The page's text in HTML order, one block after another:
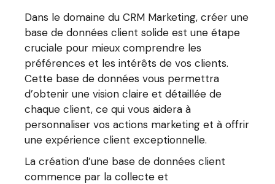
Dans le domaine du CRM Marketing, créer une
base de données client solide est une étape
cruciale pour mieux comprendre les
préférences et les intérêts de vos clients.
Cette base de données vous permettra
d’obtenir une vision claire et détaillée de
chaque client, ce qui vous aidera à
personnaliser vos actions marketing et à offrir
une expérience client exceptionnelle.
La création d’une base de données client
commence par la collecte et